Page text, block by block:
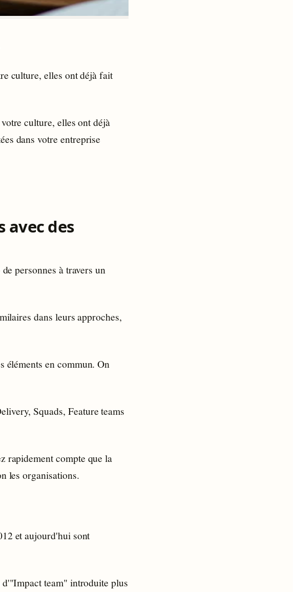
culture, elles ont déjà fait
culture, elles ont déjà
dans votre entreprise
avec des
personnes à travers un
dans leurs approches,
éléments en commun. On
Squads, Feature teams
rapidement compte que la
les organisations.
et aujourd'hui sont
team" introduite plus